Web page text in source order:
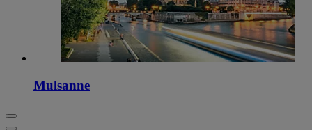
Mulsanne